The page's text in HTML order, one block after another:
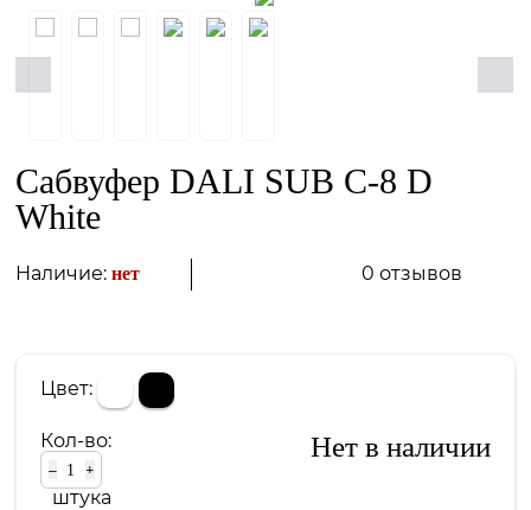
Сабвуфер DALI SUB C-8 D
White
Наличие:нет 0 отзывов
Цвет:
Кол-во:
– +
штука
Нет в наличии